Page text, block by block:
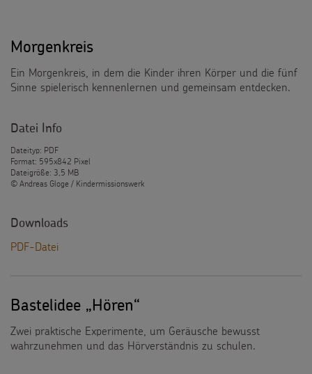
Morgenkreis
Ein Morgenkreis, in dem die Kinder ihren Körper und die fünf
Sinne spielerisch kennenlernen und gemeinsam entdecken.
Datei Info
Dateityp: PDF
Format: 595x842 Pixel
Dateigröße: 3,5 MB
© Andreas Gloge / Kindermissionswerk
Downloads
PDF-Datei
Bastelidee „Hören“
Zwei praktische Experimente, um Geräusche bewusst
wahrzunehmen und das Hörverständnis zu schulen.